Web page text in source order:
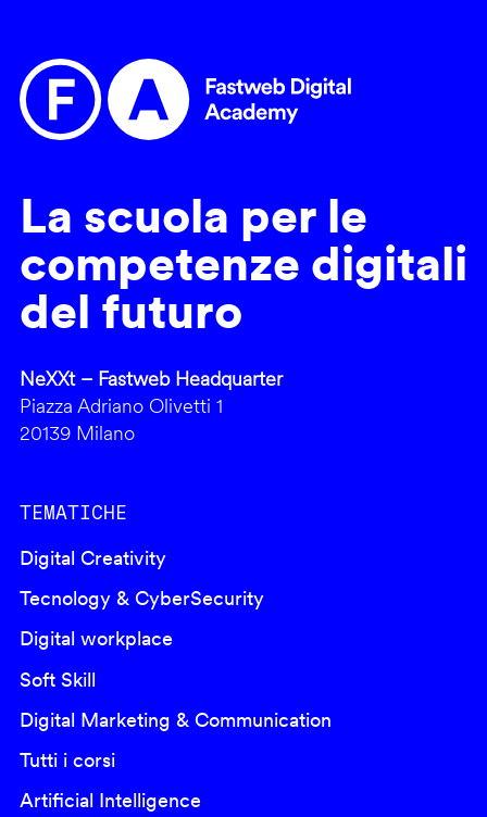
La scuola per le
competenze digitali
del futuro
NeXXt – Fastweb Headquarter
Piazza Adriano Olivetti 1
20139 Milano
TEMATICHE
Digital Creativity
Tecnology & CyberSecurity
Digital workplace
Soft Skill
Digital Marketing & Communication
Tutti i corsi
Artificial Intelligence